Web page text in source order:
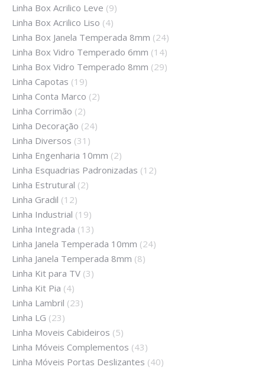
Linha Box Acrilico Leve (9)
Linha Box Acrilico Liso (4)
Linha Box Janela Temperada 8mm (24)
Linha Box Vidro Temperado 6mm (14)
Linha Box Vidro Temperado 8mm (29)
Linha Capotas (19)
Linha Conta Marco (2)
Linha Corrimão (2)
Linha Decoração (24)
Linha Diversos (31)
Linha Engenharia 10mm (2)
Linha Esquadrias Padronizadas (12)
Linha Estrutural (2)
Linha Gradil (12)
Linha Industrial (19)
Linha Integrada (13)
Linha Janela Temperada 10mm (24)
Linha Janela Temperada 8mm (8)
Linha Kit para TV (3)
Linha Kit Pia (4)
Linha Lambril (23)
Linha LG (23)
Linha Moveis Cabideiros (5)
Linha Móveis Complementos (43)
Linha Móveis Portas Deslizantes (40)